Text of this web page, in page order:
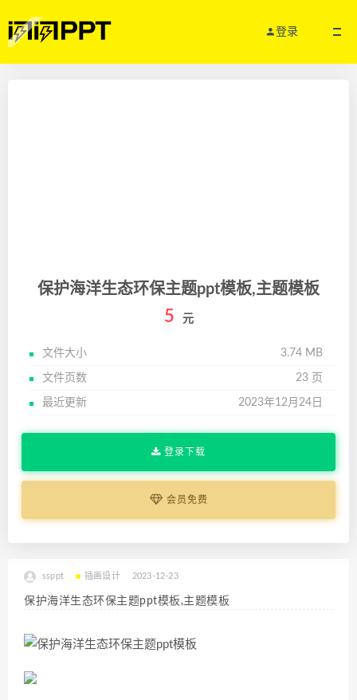
登录
保护海洋生态环保主题ppt模板,主题模板
5 元
文件大小 3.74 MB
文件页数 23 页
最近更新 2023年12月24日
登录下载
会员免费
ssppt 插画设计 2023-12-23
保护海洋生态环保主题ppt模板,主题模板